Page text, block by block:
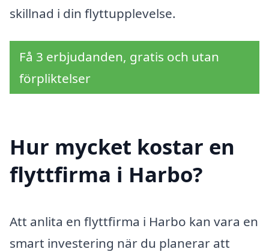
skillnad i din flyttupplevelse.
Få 3 erbjudanden, gratis och utan
förpliktelser
Hur mycket kostar en
flyttfirma i Harbo?
Att anlita en flyttfirma i Harbo kan vara en
smart investering när du planerar att